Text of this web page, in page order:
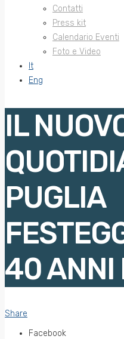
Contatti
Press kit
Calendario Eventi
Foto e Video
It
Eng
IL
PUGLIA
40 ANNI
Share
Facebook